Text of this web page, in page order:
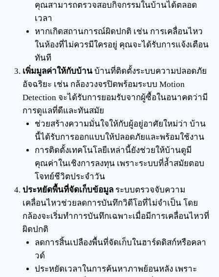
คุณสามารถตรวจสอบกิจกรรมในบ้านได้ตลอด
เวลา
หากเกิดสถานการณ์ผิดปกติ เช่น การเคลื่อนไหว
ในห้องที่ไม่ควรมีใครอยู่ คุณจะได้รับการแจ้งเตือน
ทันที
เพิ่มมูลค่าให้กับบ้านบ้านที่ติดตั้งระบบความปลอดภัย
อัจฉริยะ เช่น กล้องวงจรปิดพร้อมระบบ Motion
Detection จะได้รับการยอมรับจากผู้ซื้อในอนาคตว่ามี
การดูแลที่ดีและทันสมัย
ช่วยสร้างความมั่นใจให้กับผู้อยู่อาศัยใหม่ว่า บ้าน
นี้ได้รับการออกแบบให้ปลอดภัยและพร้อมใช้งาน
การติดตั้งเทคโนโลยีเหล่านี้ยังช่วยให้บ้านดูมี
คุณค่าในเชิงการลงทุน เพราะระบบที่ล้ำสมัยตอบ
โจทย์ชีวิตประจำวัน
ประหยัดพื้นที่จัดเก็บข้อมูลระบบตรวจจับความ
เคลื่อนไหวช่วยลดการบันทึกวิดีโอที่ไม่จำเป็น โดย
กล้องจะเริ่มทำการบันทึกเฉพาะเมื่อมีการเคลื่อนไหวที่
ผิดปกติ
ลดการสิ้นเปลืองพื้นที่จัดเก็บในฮาร์ดดิสก์หรือคลา
วด์
ประหยัดเวลาในการค้นหาภาพย้อนหลัง เพราะ